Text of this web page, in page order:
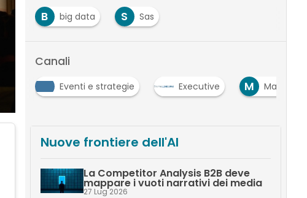
B
big data S Sas
Canali
Eventi e strategie Executive M Marketing
Nuove frontiere dell'AI
La Competitor Analysis B2B deve
mappare i vuoti narrativi dei media
27 Lug 2026